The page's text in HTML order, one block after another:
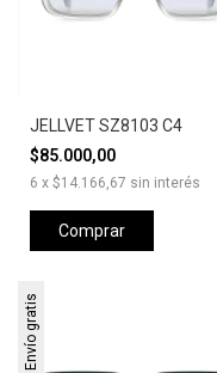
JELLVET SZ8103 C4
$85.000,00
6 x $14.166,67 sin interés
Comprar
Envío gratis